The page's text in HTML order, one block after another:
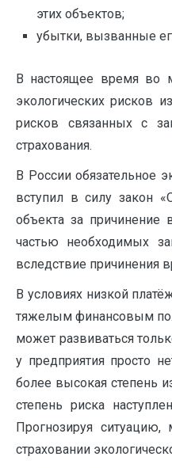
этих объектов;
убытки, вызванные
В настоящее время во
экологических рисков
рисков связанных с
страхования.
В России обязательное
вступил в силу закон
объекта за причинение
частью необходимых
вследствие причинения
В условиях низкой
тяжелым финансовым
может развиваться
у предприятия просто
более высокая степень
степень риска
Прогнозируя
страховании